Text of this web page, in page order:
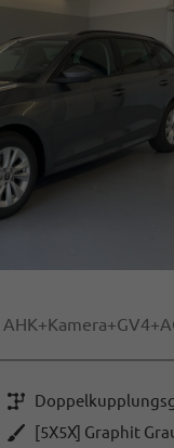
Getriebe
Außenfarbe